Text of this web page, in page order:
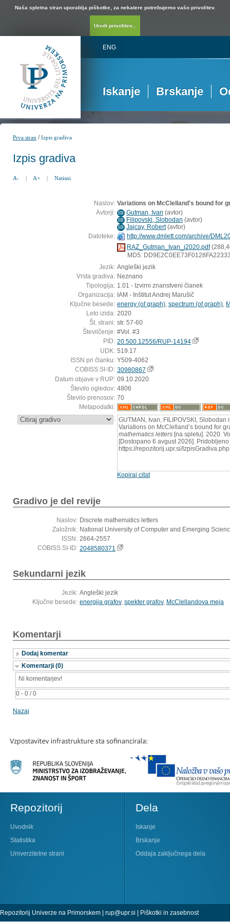
Naša spletna stran uporablja piškotke, za nekatere potrebujemo vašo privolitev.
Uredi privolitev...
ENG
Iskanje Brskanje
Prva stran /Izpis gradiva
Izpis gradiva
A- | A+ | Natisni
Naslov: Variations on McClelland's bound for
Avtorji: ID Gutman, Ivan (avtor)
ID Filipovski, Slobodan (avtor)
ID Jajcay, Robert(avtor)
Datoteke:
http://www.dmlett.com/archive/
RAZ_Gutman_Ivan_i2020.pdf
MD5:
Jezik: Angleški jezik
Vrsta gradiva: Neznano
Tipologija: 1.01 - Izvirni znanstveni članek
Organizacija: IAM - Inštitut Andrej Marušič
Ključne besede: energy (of graph) spectrum (of graph)
Leto izida: 2020
Št. strani: str. 57-60
Številčenje: #Vol. #3
PID: 20.500.12556/RUP-14194
UDK: 519.17
ISSN pri članku: Y509-4062
COBISS.SI-ID: 30980867
Datum objave v RUP: 09.10.2020
Število ogledov: 4806
Število prenosov: 70
Metapodatki:
: GUTMAN, Ivan, FILIPOVSKI, Slobodan
Variations on McClelland’s bound for
mathematics letters [na spletu]. 2020.
[Dostopano 6 avgust 2026]. Pridobljeno
https://repozitorij.upr.si/
Kopiraj citat
Gradivo je del revije
Naslov: Discrete mathematics letters
Založnik: National University of Computer and Emerging
ISSN: 2664-2557
COBISS.SI-ID: 2048580371
Sekundarni jezik
Jezik: Angleški jezik
Ključne besede: energija grafov, spekter grafov, McClellandova meja
Komentarji
Dodaj komentar
Komentarji (0)
0 - 0 / 0
Ni komentarjev!
Nazaj
Repozitorij
Uvodnik
Statistika
Univerzitetne strani
Dela
Iskanje
Brskanje
Oddaja zaključnega dela
Repozitorij Univerze na Primorskem | rup@upr.si Piškotki in zasebnost